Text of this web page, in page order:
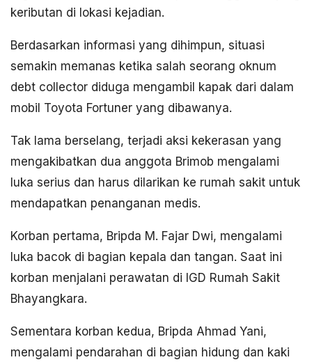
keributan di lokasi kejadian.
Berdasarkan informasi yang dihimpun, situasi
semakin memanas ketika salah seorang oknum
debt collector diduga mengambil kapak dari dalam
mobil Toyota Fortuner yang dibawanya.
Tak lama berselang, terjadi aksi kekerasan yang
mengakibatkan dua anggota Brimob mengalami
luka serius dan harus dilarikan ke rumah sakit untuk
mendapatkan penanganan medis.
Korban pertama, Bripda M. Fajar Dwi, mengalami
luka bacok di bagian kepala dan tangan. Saat ini
korban menjalani perawatan di IGD Rumah Sakit
Bhayangkara.
Sementara korban kedua, Bripda Ahmad Yani,
mengalami pendarahan di bagian hidung dan kaki